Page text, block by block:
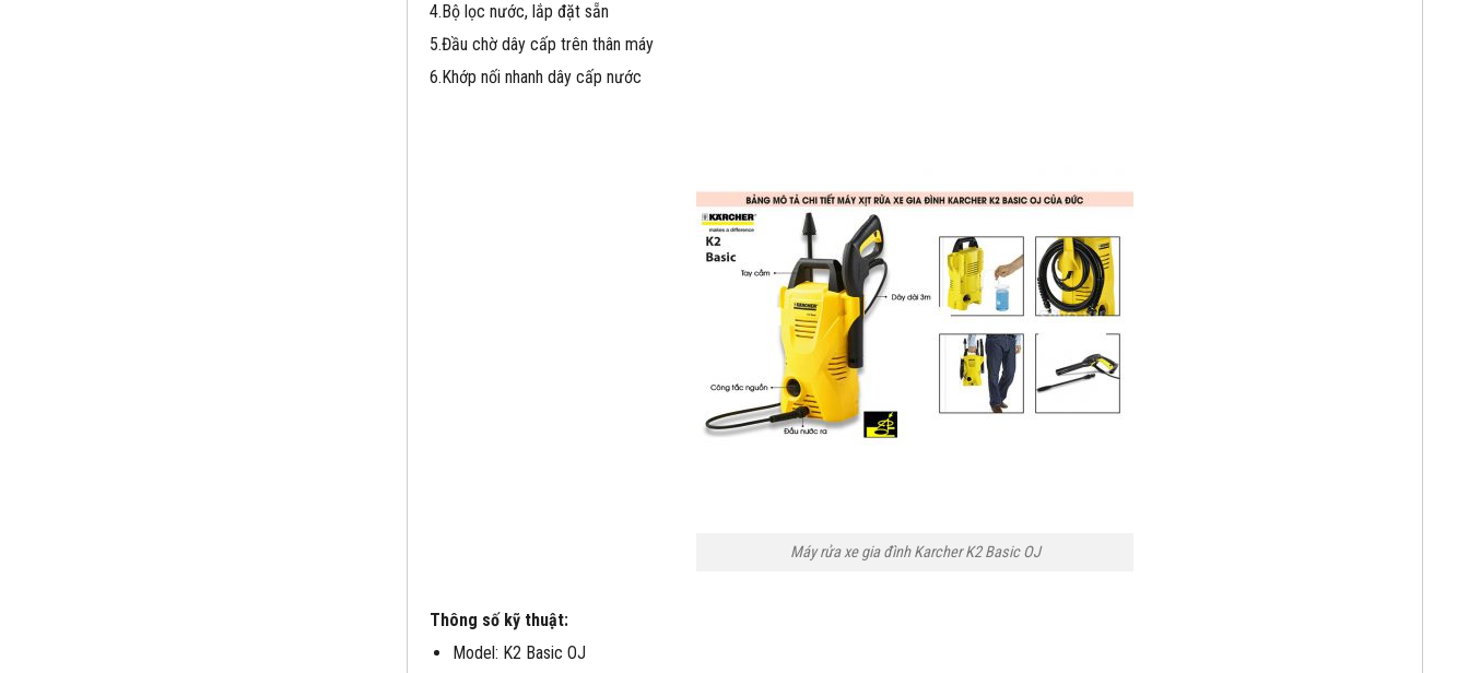
4.Bộ lọc nước, lắp đặt sẵn
5.Đầu chờ dây cấp trên thân máy
6.Khớp nối nhanh dây cấp nước
Máy rửa xe gia đình Karcher K2 Basic OJ
Thông số kỹ thuật:
Model: K2 Basic OJ